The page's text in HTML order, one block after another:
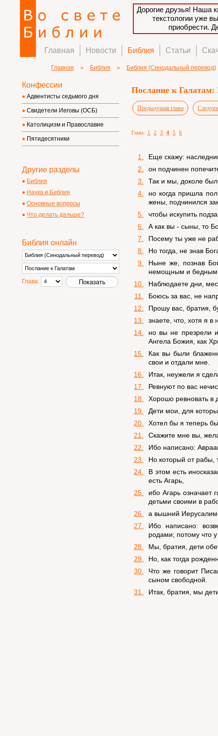
Дорогие друзья! Наша
текстологии уже
приобрести.
Главная Новости Библия Статьи
Главная » Библия » Библия (Синодальный перевод)
Послание к Галатам:
Предыдущая глава
Глава: 1 2 3 4 5 6
1.
Еще скажу:
2.
он подчинен
3.
Так и мы, доколе
4.
но когда пришла
жены, подчинился
5.
чтобы искупить
6.
А как вы - сыны, то
7.
Посему ты уже не
8.
Но тогда, не знав
9.
Ныне же, познав
немощным и бедным
10.
Наблюдаете дни,
11.
Боюсь за вас, не
12.
Прошу вас, братия,
13.
знаете, что, хотя я
14.
но вы не презрели
Ангела Божия, как
15.
Как вы были
свои и отдали мне.
16.
Итак, неужели я
17.
Ревнуют по вас
18.
Хорошо ревновать в
19.
Дети мои, для
20.
Хотел бы я теперь
21.
Скажите мне вы,
22.
Ибо написано:
23.
Но который от рабы,
24.
В этом есть
есть Агарь,
25.
ибо Агарь означает
детьми своими в
26.
а вышний
27.
Ибо написано:
родами; потому что
28.
Мы, братия, дети
29.
Но, как тогда
30.
Что же говорит
сыном свободной.
31.
Итак, братия, мы
Конфессии
Адвентисты седьмого дня
Свидетели Иеговы (ОСБ)
Католицизм и Православие
Пятидесятники
Другие разделы
Библия
Наука и Библия
Основные вопросы
Что делать дальше?
Библия онлайн
Глава: